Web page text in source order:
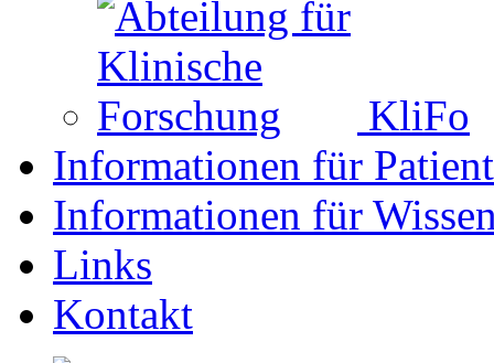
KliFo
Informationen für
Informationen für
Links
Kontakt